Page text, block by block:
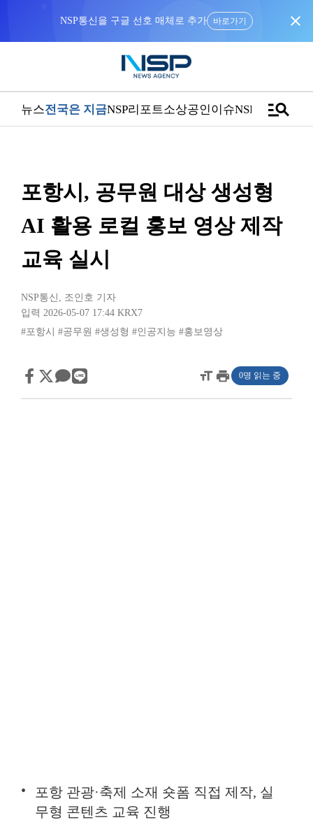
NSP통신을 구글 선호 매체로 추가 바로가기 close
뉴스전국은 지금NSP리포트소상공인이슈NSPTVmanage_search
포항시, 공무원 대상 생성형
AI 활용 로컬 홍보 영상 제작
교육 실시
NSP통신 , 조인호 기자
입력 2026-05-07 17:44 KRX7
#포항시
#공무원 #생성형 #인공지능 #홍보영상
format_sizeprint 0명 읽는 중
포항 관광·축제 소재 숏폼 직접 제작, 실
무형 콘텐츠 교육 진행